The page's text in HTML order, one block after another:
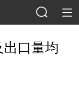
口量均